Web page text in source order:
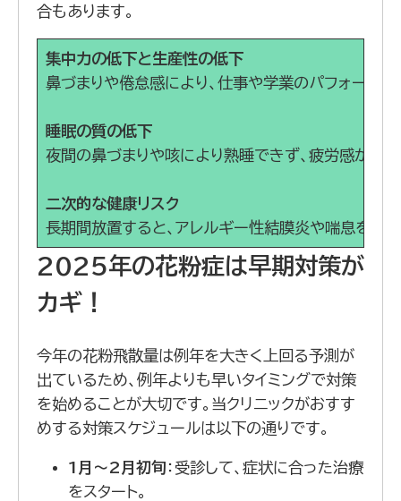
合もあります。
集中力の低下と生産性の低下
鼻づまりや倦怠感により、仕事や学業のパフォーマン
睡眠の質の低下
夜間の鼻づまりや咳により熟睡できず、疲労感が抜
二次的な健康リスク
長期間放置すると、アレルギー性結膜炎や喘息を併
2025年の花粉症は早期対策が
カギ！
今年の花粉飛散量は例年を大きく上回る予測が
出ているため、例年よりも早いタイミングで対策
を始めることが大切です。当クリニックがおすす
めする対策スケジュールは以下の通りです。
1月～2月初旬 ：受診して、症状に合った治療
をスタート。